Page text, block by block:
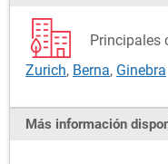
Principales
Zurich, Berna, Ginebra
Más información